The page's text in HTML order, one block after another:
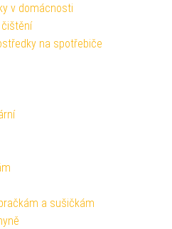
v domácnosti
čištění
na spotřebiče
a sušičkám